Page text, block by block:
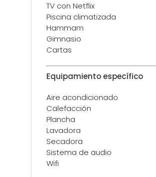
TV con Netflix
Piscina climatizada
Hammam
Gimnasio
Cartas
Equipamiento específico
Aire acondicionado
Calefacción
Plancha
Lavadora
Secadora
Sistema de audio
Wifi